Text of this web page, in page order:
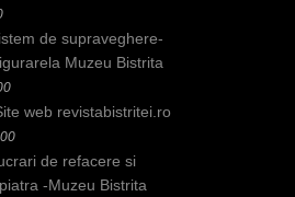
de supraveghere-
Muzeu Bistrita
web revistabistritei.ro
de refacere si
-Muzeu Bistrita